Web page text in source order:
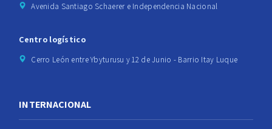
Avenida Santiago Schaerer e Independencia Nacional
Centro logístico
Cerro León entre Ybyturusu y 12 de Junio - Barrio Itay Luque
INTERNACIONAL